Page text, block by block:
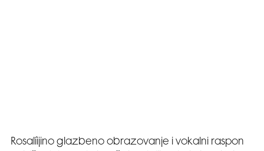
Rosalíijino glazbeno obrazovanje i vokalni raspon